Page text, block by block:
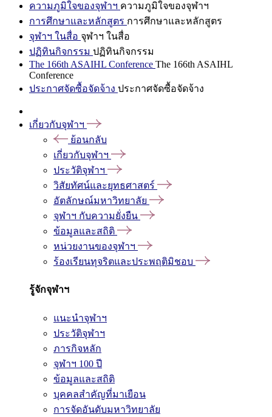
ความภูมิใจของจุฬาฯ ความภูมิใจของจุฬาฯ
การศึกษาและหลักสูตร การศึกษาและหลักสูตร
จุฬาฯ ในสื่อ จุฬาฯ ในสื่อ
ปฏิทินกิจกรรม ปฏิทินกิจกรรม
The 166th ASAIHL Conference The 166th ASAIHL
Conference
ประกาศจัดซื้อจัดจ้าง ประกาศจัดซื้อจัดจ้าง
เกี่ยวกับจุฬาฯ
ย้อนกลับ
เกี่ยวกับจุฬาฯ
ประวัติจุฬาฯ
วิสัยทัศน์และยุทธศาสตร์
อัตลักษณ์มหาวิทยาลัย
จุฬาฯ กับความยั่งยืน
ข้อมูลและสถิติ
หน่วยงานของจุฬาฯ
ร้องเรียนทุจริตและประพฤติมิชอบ
รู้จักจุฬาฯ
แนะนำจุฬาฯ
ประวัติจุฬาฯ
ภารกิจหลัก
จุฬาฯ 100 ปี
ข้อมูลและสถิติ
บุคคลสำคัญที่มาเยือน
การจัดอันดับมหาวิทยาลัย